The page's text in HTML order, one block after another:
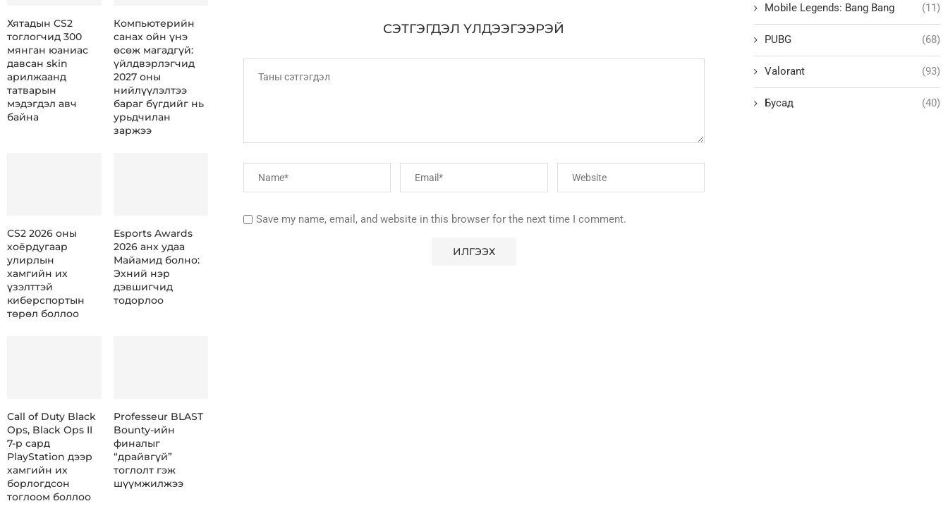
СЭТГЭГДЭЛ ҮЛДЭЭГЭЭРЭЙ
Save my name, email, and website in this browser for the next time I comment.
Mobile Legends: Bang Bang (11)
PUBG (68)
Valorant (93)
Бусад (40)
Хятадын CS2
тоглогчид 300
мянган юаниас
давсан skin
арилжаанд
татварын
мэдэгдэл авч
байна
Компьютерийн
санах ойн үнэ
өсөж магадгүй:
үйлдвэрлэгчид
2027 оны
нийлүүлэлтээ
бараг бүгдийг нь
урьдчилан
заржээ
CS2 2026 оны
хоёрдугаар
улирлын
хамгийн их
үзэлттэй
киберспортын
төрөл боллоо
Esports Awards
2026 анх удаа
Майамид болно:
Эхний нэр
дэвшигчид
тодорлоо
Call of Duty Black
Ops, Black Ops II
7-р сард
PlayStation дээр
хамгийн их
борлогдсон
тоглоом боллоо
Professeur BLAST
Bounty-ийн
финалыг
“драйвгүй”
тоглолт гэж
шүүмжилжээ